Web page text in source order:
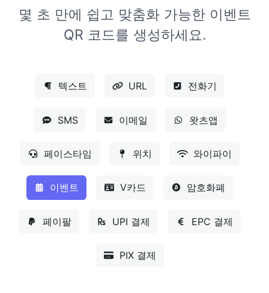
몇 초 만에 쉽고 맞춤화 가능한 이벤트
QR 코드를 생성하세요.
텍스트 URL 전화기
SMS 이메일 왓츠앱
페이스타임 위치 와이파이
이벤트 V카드 암호화폐
페이팔 UPI 결제 EPC 결제
PIX 결제